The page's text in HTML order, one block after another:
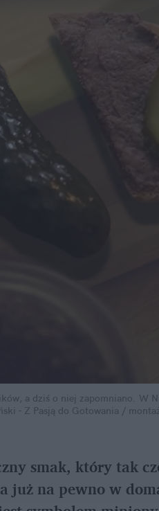
a dziś o niej zapomniano. W
- Z Pasją do Gotowania /
smak, który tak
już na pewno w